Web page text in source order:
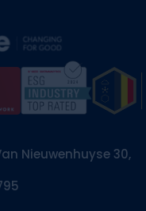
Nieuwenhuyse 30,